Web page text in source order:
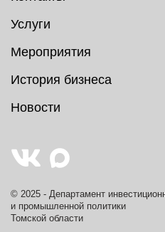
Услуги
Мероприятия
История бизнеса
Новости
© 2025 - Департамент
и промышленной политики
Томской области